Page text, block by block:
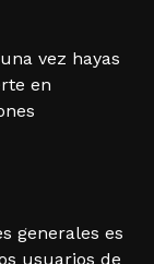
vez hayas
en
generales es
usuarios de